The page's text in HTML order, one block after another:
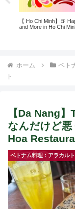
🍺 Happy Hour
Minh CIty 🍺
【追
＆キ
に失
ホーム ベト
ト
【Da Nang
なんだけど
Hoa
ベトナム料理：アラカルト